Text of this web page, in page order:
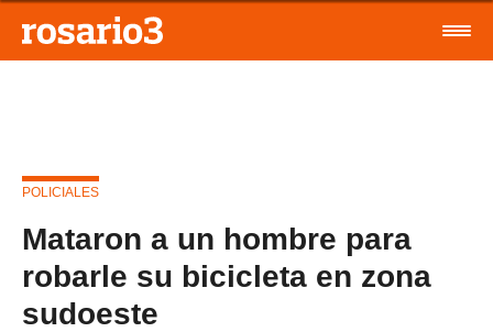
POLICIALES
Mataron a un hombre para
robarle su bicicleta en zona
sudoeste